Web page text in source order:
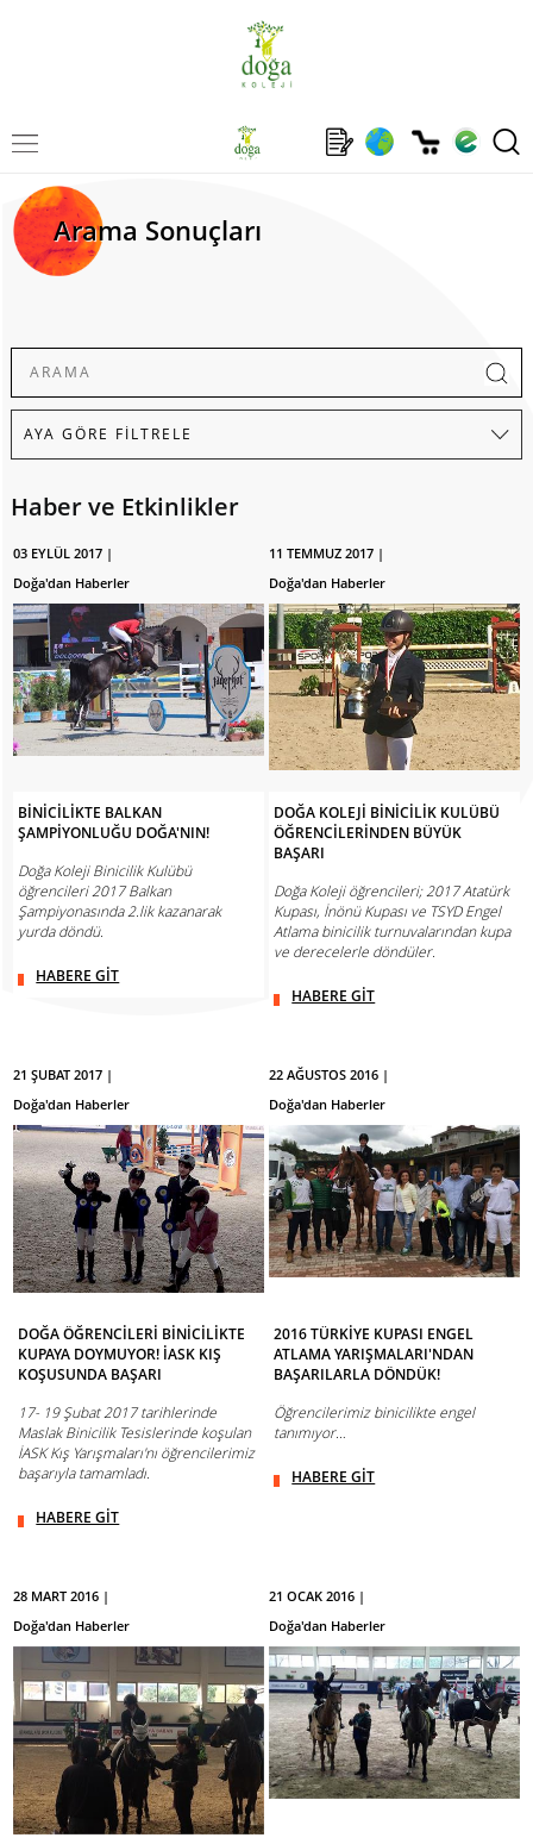
Arama Sonuçları
Haber ve Etkinlikler
03 EYLÜL 2017 |
Doğa'dan Haberler
BİNİCİLİKTE BALKAN
ŞAMPİYONLUĞU DOĞA'NIN!
Doğa Koleji Binicilik Kulübü
öğrencileri 2017 Balkan
Şampiyonasında 2.lik kazanarak
yurda döndü.
HABERE GİT
11 TEMMUZ 2017 |
Doğa'dan Haberler
DOĞA KOLEJİ BİNİCİLİK KULÜBÜ
ÖĞRENCİLERİNDEN BÜYÜK
BAŞARI
Doğa Koleji öğrencileri; 2017 Atatürk
Kupası, İnönü Kupası ve TSYD Engel
Atlama binicilik turnuvalarından kupa
ve derecelerle döndüler.
HABERE GİT
21 ŞUBAT 2017 |
Doğa'dan Haberler
DOĞA ÖĞRENCİLERİ BİNİCİLİKTE
KUPAYA DOYMUYOR! İASK KIŞ
KOŞUSUNDA BAŞARI
17- 19 Şubat 2017 tarihlerinde
Maslak Binicilik Tesislerinde koşulan
İASK Kış Yarışmaları'nı öğrencilerimiz
başarıyla tamamladı.
HABERE GİT
22 AĞUSTOS 2016 |
Doğa'dan Haberler
2016 TÜRKİYE KUPASI ENGEL
ATLAMA YARIŞMALARI'NDAN
BAŞARILARLA DÖNDÜK!
Öğrencilerimiz binicilikte engel
tanımıyor…
HABERE GİT
28 MART 2016 |
Doğa'dan Haberler
21 OCAK 2016 |
Doğa'dan Haberler